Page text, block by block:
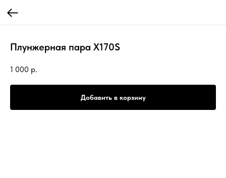
Плунжерная пара Х170S
1 000 р.
Добавить в корзину